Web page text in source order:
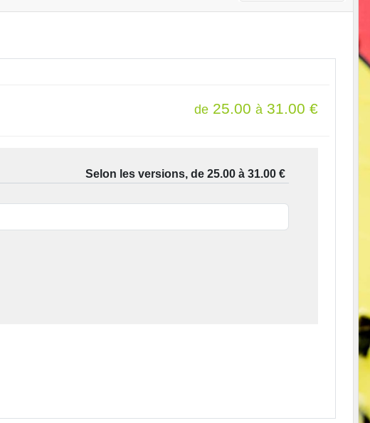
de 25.00 à 31.00 €